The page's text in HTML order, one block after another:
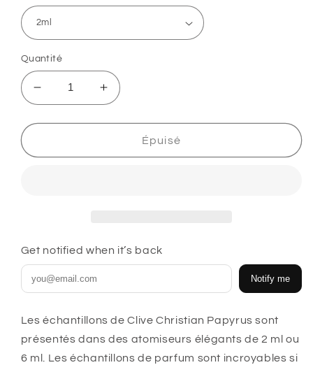
Quantité
Réduire
la
quantité
Flacon
Augmenter
la
quantité
Flacon
Épuisé
Get notified when it’s back
Notify me
Les échantillons de Clive Christian Papyrus sont
présentés dans des atomiseurs élégants de 2 ml ou
6 ml. Les échantillons de parfum sont incroyables si